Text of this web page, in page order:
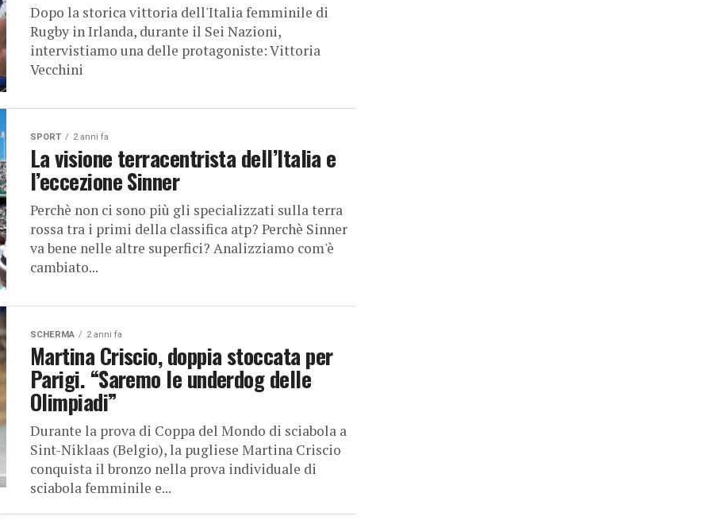
Dopo la storica vittoria dell'Italia femminile di
Rugby in Irlanda, durante il Sei Nazioni,
intervistiamo una delle protagoniste: Vittoria
Vecchini
SPORT 2 anni fa
La visione terracentrista dell’Italia e
l’eccezione Sinner
Perchè non ci sono più gli specializzati sulla terra
rossa tra i primi della classifica atp? Perchè Sinner
va bene nelle altre superfici? Analizziamo com'è
cambiato...
SCHERMA 2 anni fa
Martina Criscio, doppia stoccata per
Parigi. “Saremo le underdog delle
Olimpiadi”
Durante la prova di Coppa del Mondo di sciabola a
Sint-Niklaas (Belgio), la pugliese Martina Criscio
conquista il bronzo nella prova individuale di
sciabola femminile e...